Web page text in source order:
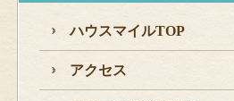
ハウスマイルTOP
アクセス